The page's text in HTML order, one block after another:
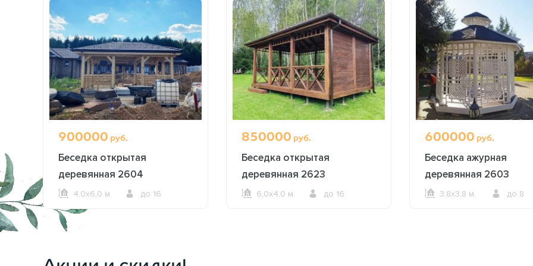
900000 руб.
Беседка открытая
деревянная 2604
4,0х6,0 м. до 16
850000 руб.
Беседка открытая
деревянная 2623
6,0х4,0 м. до 16
600000 руб.
Беседка ажурная
деревянная 2603
3,8х3,8 м. до 8